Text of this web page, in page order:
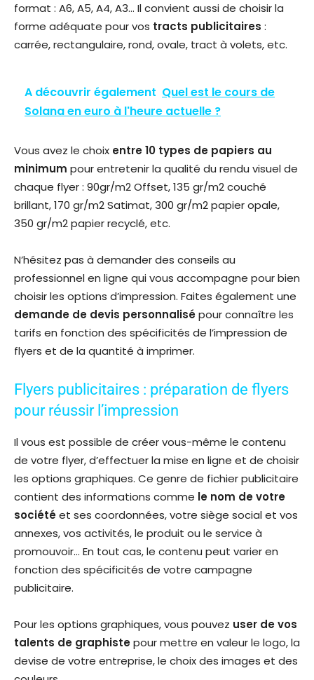
format : A6, A5, A4, A3… Il convient aussi de choisir la
forme adéquate pour vos tracts publicitaires :
carrée, rectangulaire, rond, ovale, tract à volets, etc.
A découvrir également Quel est le cours de
Solana en euro à l'heure actuelle ?
Vous avez le choix entre 10 types de papiers au
minimum pour entretenir la qualité du rendu visuel de
chaque flyer : 90gr/m2 Offset, 135 gr/m2 couché
brillant, 170 gr/m2 Satimat, 300 gr/m2 papier opale,
350 gr/m2 papier recyclé, etc.
N’hésitez pas à demander des conseils au
professionnel en ligne qui vous accompagne pour bien
choisir les options d’impression. Faites également une
demande de devis personnalisépour connaître les
tarifs en fonction des spécificités de l’impression de
flyers et de la quantité à imprimer.
Flyers publicitaires : préparation de flyers
pour réussir l’impression
Il vous est possible de créer vous-même le contenu
de votre flyer, d’effectuer la mise en ligne et de choisir
les options graphiques. Ce genre de fichier publicitaire
contient des informations comme le nom de votre
sociétéet ses coordonnées, votre siège social et vos
annexes, vos activités, le produit ou le service à
promouvoir… En tout cas, le contenu peut varier en
fonction des spécificités de votre campagne
publicitaire.
Pour les options graphiques, vous pouvez user de vos
talents de graphistepour mettre en valeur le logo, la
devise de votre entreprise, le choix des images et des